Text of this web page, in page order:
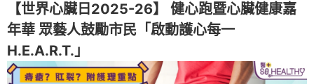
【世界心臟日2025-26】 健心跑暨心臟健康嘉
年華 眾藝人鼓勵市民「啟動護心每一
H.E.A.R.T.」